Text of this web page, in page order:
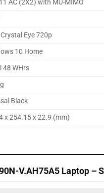
AC (2X2) with MU-MIMO
Eye 720p
10 Home
48 WHrs
Black
x 254.15 x 22.9 (mm)
V.AH75A5 Laptop –